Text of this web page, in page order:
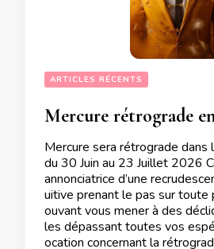
ARTICLES RÉCENTS
Mercure sera rétrograde dans
du 30 Juin au 23 Juillet 2026
annonciatrice d’une
uitive prenant le pas sur toute
ouvant vous mener à des
les dépassant toutes vos
ocation concernant la